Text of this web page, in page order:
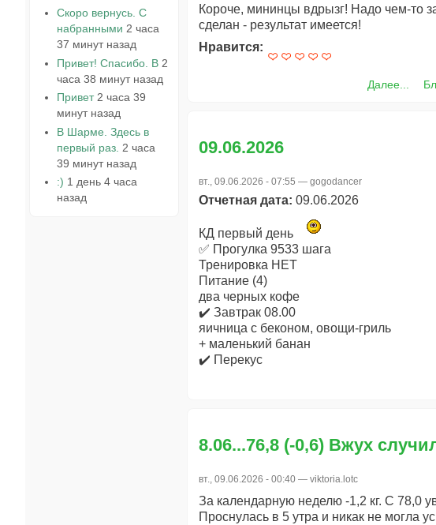
Короче, мининцы вдрызг! Надо чем-то
сделан - результат имеется!
Нравится:
Далее...
09.06.2026
вт., 09.06.2026 - 07:55 — gogodancer
Отчетная дата: 09.06.2026
КД первый день
✅ Прогулка 9533 шага
Тренировка НЕТ
Питание (4)
два черных кофе
✔️ Завтрак 08.00
яичница с беконом, овощи-гриль
+ маленький банан
✔️ Перекус
8.06...76,8 (-0,6) Вжух
вт., 09.06.2026 - 00:40 — viktoria.lotc
За календарную неделю -1,2 кг. С 78,0
Проснулась в 5 утра и никак не могла
Скоро вернусь. С
набранными 2 часа
37 минут назад
Привет! Спасибо. В 2
часа 38 минут назад
Привет 2 часа 39
минут назад
В Шарме. Здесь в
первый раз. 2 часа
39 минут назад
:) 1 день 4 часа
назад